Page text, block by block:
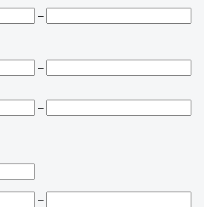
–
–
–
–